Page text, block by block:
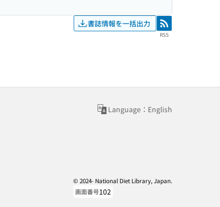
書誌情報を一括出力 RSS
RSS
Language：English
© 2024- National Diet Library, Japan.
画面番号102